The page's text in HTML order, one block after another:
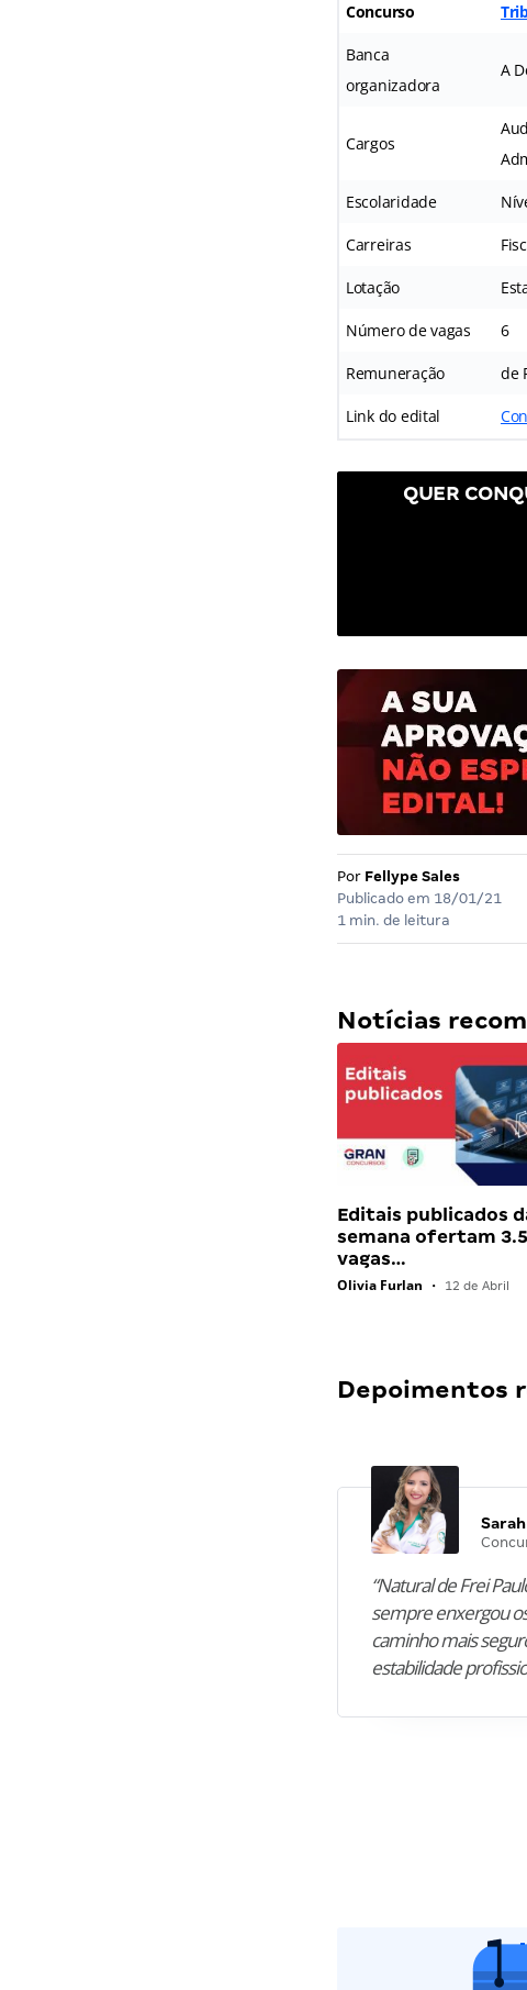
Concurso
Banca
organizadora
A
Cargos
Escolaridade
Carreiras
Lotação
Número de vagas 6
Remuneração de
Link do edital
QUER
Por Fellype Sales
Publicado em 18/01/21
1 min. de leitura
Notícias
Editais publicados
semana ofertam
vagas…
Olivia Furlan • 12 de Abril
Depoimentos
Sarah
“Natural de Frei
sempre enxergou
caminho mais
estabilidade